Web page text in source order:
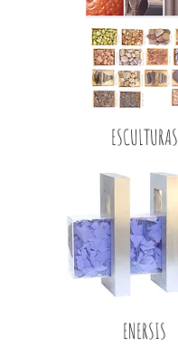
ESCULTURAS
ENERSIS